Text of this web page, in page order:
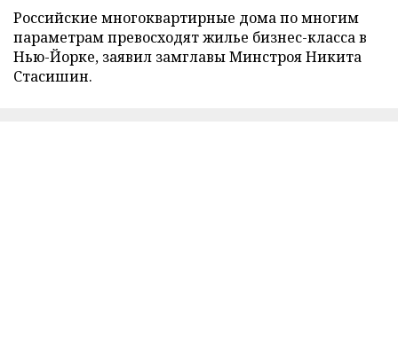
Российские многоквартирные дома по многим
параметрам превосходят жилье бизнес-класса в
Нью-Йорке, заявил замглавы Минстроя Никита
Стасишин.